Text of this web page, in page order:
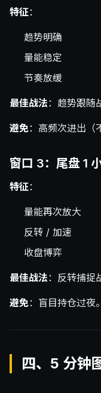
特征：
趋势明确
量能稳定
节奏放缓
最佳战法：趋势跟随
避免：高频次进出（
窗口 3：尾盘 1
特征：
量能再次放大
反转 / 加速
收盘博弈
最佳战法：反转捕捉
避免：盲目持仓过夜。
四、5 分钟